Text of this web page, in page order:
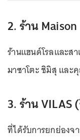
2. ร้าน
ร้านแฮนด์โรลและส
มาซาโตะ ชิมิสุ และ
3. ร้าน VILAS
ที่ได้รับการยกย่องจ